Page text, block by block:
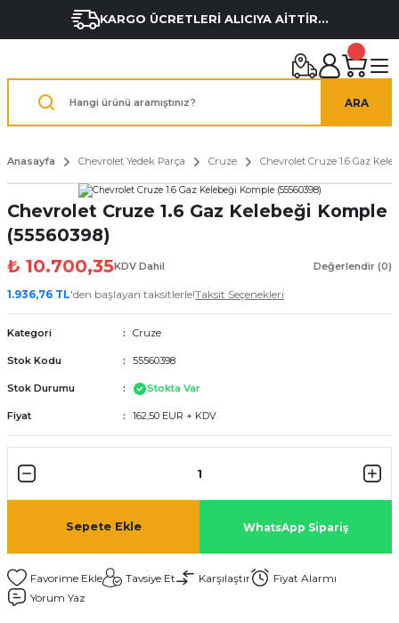
KARGO ÜCRETLERİ ALICIYA AİTTİR...
ARA
Anasayfa Chevrolet Yedek Parça Cruze Chevrolet Cruze 1.6 Gaz
Chevrolet Cruze 1.6 Gaz Kelebeği Komple
(55560398)
₺ 10.700,35KDV Dahil Değerlendir (0)
1.936,76 TL'den başlayan taksitlerle!Taksit Seçenekleri
Kategori Cruze
Stok Kodu 55560398
Stok Durumu Stokta Var
Fiyat 162,50 EUR + KDV
Sepete Ekle WhatsApp Sipariş
Tavsiye Et Karşılaştır
Fiyat Alarmı
Yorum Yaz